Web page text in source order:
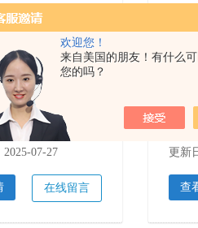
欢迎您！
来自美国的朋友！有什么
您的吗？
07-27
在线留言
型号
更新
查